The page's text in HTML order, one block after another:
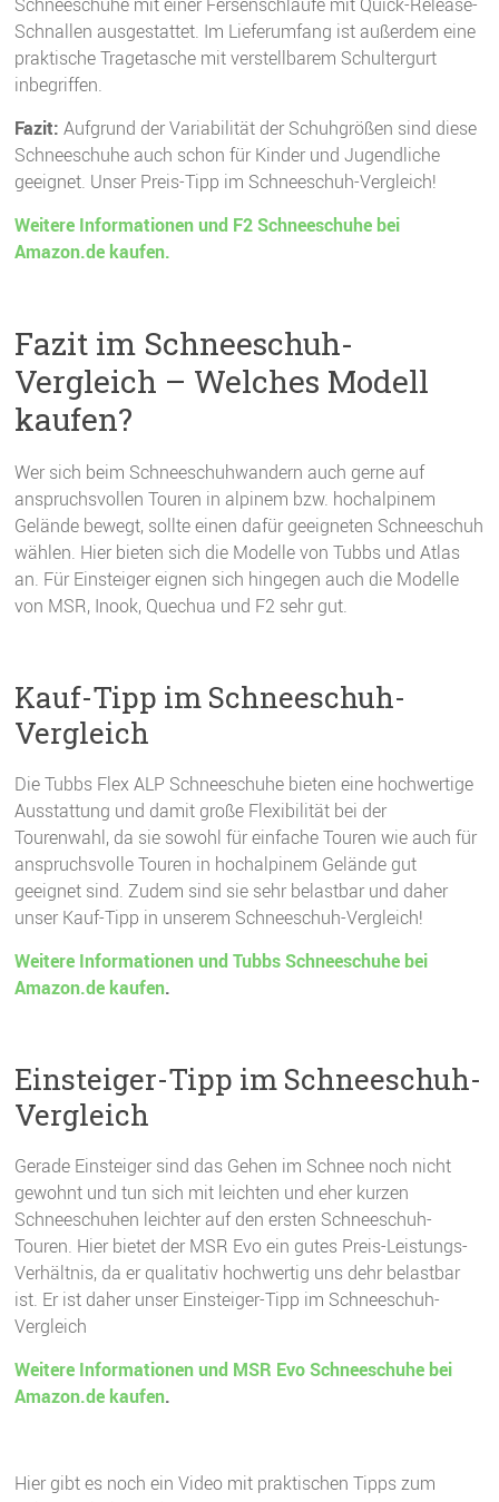
Schnallen ausgestattet. Im Lieferumfang ist außerdem eine
praktische Tragetasche mit verstellbarem Schultergurt
inbegriffen.
Fazit: Aufgrund der Variabilität der Schuhgrößen sind diese
Schneeschuhe auch schon für Kinder und Jugendliche
geeignet. Unser Preis-Tipp im Schneeschuh-Vergleich!
Weitere Informationen und F2 Schneeschuhe bei
Amazon.de kaufen.
Fazit im Schneeschuh-
Vergleich – Welches Modell
kaufen?
Wer sich beim Schneeschuhwandern auch gerne auf
anspruchsvollen Touren in alpinem bzw. hochalpinem
Gelände bewegt, sollte einen dafür geeigneten Schneeschuh
wählen. Hier bieten sich die Modelle von Tubbs und Atlas
an. Für Einsteiger eignen sich hingegen auch die Modelle
von MSR, Inook, Quechua und F2 sehr gut.
Kauf-Tipp im Schneeschuh-
Vergleich
Die Tubbs Flex ALP Schneeschuhe bieten eine hochwertige
Ausstattung und damit große Flexibilität bei der
Tourenwahl, da sie sowohl für einfache Touren wie auch für
anspruchsvolle Touren in hochalpinem Gelände gut
geeignet sind. Zudem sind sie sehr belastbar und daher
unser Kauf-Tipp in unserem Schneeschuh-Vergleich!
Weitere Informationen und Tubbs Schneeschuhe bei
Amazon.de kaufen.
Einsteiger-Tipp im Schneeschuh-
Vergleich
Gerade Einsteiger sind das Gehen im Schnee noch nicht
gewohnt und tun sich mit leichten und eher kurzen
Schneeschuhen leichter auf den ersten Schneeschuh-
Touren. Hier bietet der MSR Evo ein gutes Preis-Leistungs-
Verhältnis, da er qualitativ hochwertig uns dehr belastbar
ist. Er ist daher unser Einsteiger-Tipp im Schneeschuh-
Vergleich
Weitere Informationen und MSR Evo Schneeschuhe bei
Amazon.de kaufen.
Hier gibt es noch ein Video mit praktischen Tipps zum